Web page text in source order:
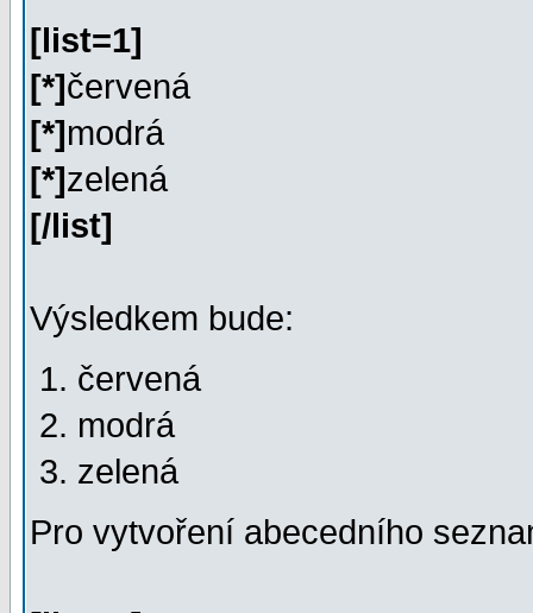
[list=1]
[*]červená
[*]modrá
[*]zelená
[/list]
Výsledkem bude:
červená
modrá
zelená
Pro vytvoření abecedního